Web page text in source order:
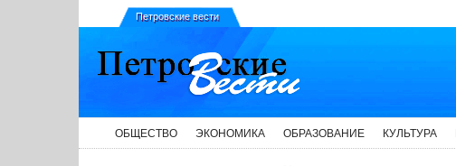
Петровские вести
ОБЩЕСТВО ЭКОНОМИКА ОБРАЗОВАНИЕ КУЛЬТУРА